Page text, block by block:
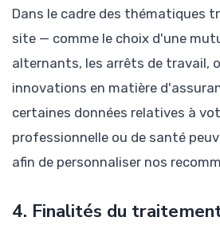
Dans le cadre des thématiques
site — comme le choix d'une
alternants, les arrêts de travail,
innovations en matière
certaines données relatives à
professionnelle ou de santé
afin de personnaliser nos
4. Finalités du